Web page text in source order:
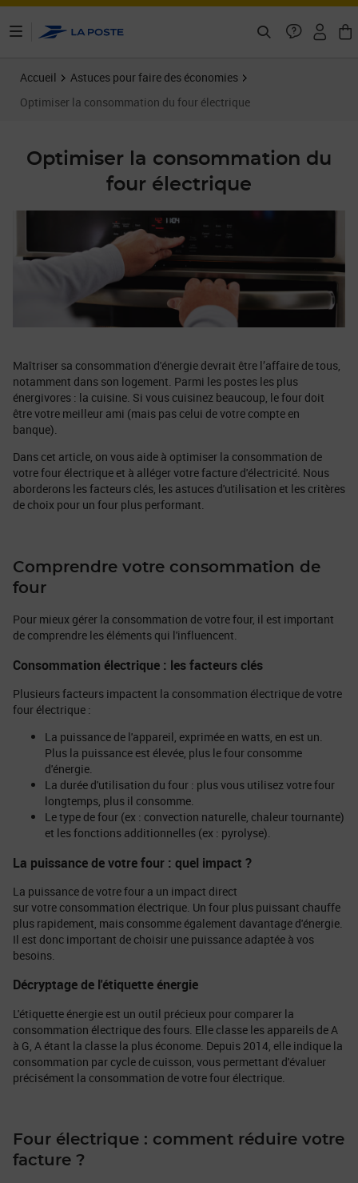
Accueil
Astuces pour faire des économies
Optimiser la consommation du four électrique
Optimiser la consommation du
four électrique
Maîtriser sa consommation d'énergie devrait être l’affaire de tous,
notamment dans son logement. Parmi les postes les plus
énergivores : la cuisine. Si vous cuisinez beaucoup, le four doit
être votre meilleur ami (mais pas celui de votre compte en
banque).
Dans cet article, on vous aide à optimiser la consommation de
votre four électrique et à alléger votre facture d'électricité. Nous
aborderons les facteurs clés, les astuces d'utilisation et les critères
de choix pour un four plus performant.
Comprendre votre consommation de
four
Pour mieux gérer la consommation de votre four, il est important
de comprendre les éléments qui l'influencent.
Consommation électrique : les facteurs clés
Plusieurs facteurs impactent la consommation électrique de votre
four électrique :
La puissance de l'appareil, exprimée en watts, en est un.
Plus la puissance est élevée, plus le four consomme
d'énergie.
La durée d'utilisation du four : plus vous utilisez votre four
longtemps, plus il consomme.
Le type de four (ex : convection naturelle, chaleur tournante)
et les fonctions additionnelles (ex : pyrolyse).
La puissance de votre four : quel impact ?
La puissance de votre four a un impact direct
sur votre consommation électrique. Un four plus puissant chauffe
plus rapidement, mais consomme également davantage d'énergie.
Il est donc important de choisir une puissance adaptée à vos
besoins.
Décryptage de l'étiquette énergie
L'étiquette énergie est un outil précieux pour comparer la
consommation électrique des fours. Elle classe les appareils de A
à G, A étant la classe la plus économe. Depuis 2014, elle indique la
consommation par cycle de cuisson, vous permettant d'évaluer
précisément la consommation de votre four électrique.
Four électrique : comment réduire votre
facture ?